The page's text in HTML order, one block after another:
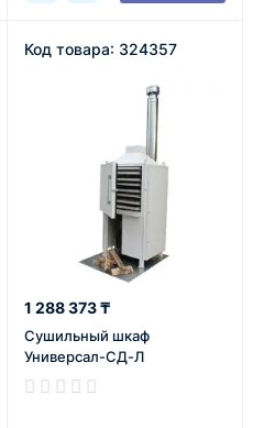
Код товара: 324357
1 288 373 ₸
Сушильный шкаф
Универсал-СД-Л